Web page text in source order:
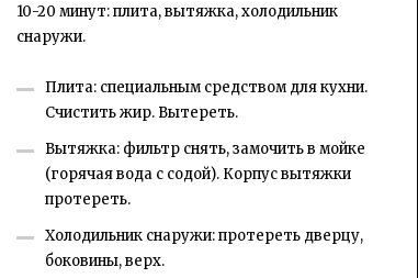
10-20 минут: плита, вытяжка, холодильник
снаружи.
Плита: специальным средством для кухни.
Счистить жир. Вытереть.
Вытяжка: фильтр снять, замочить в мойке
(горячая вода с содой). Корпус вытяжки
протереть.
Холодильник снаружи: протереть дверцу,
боковины, верх.